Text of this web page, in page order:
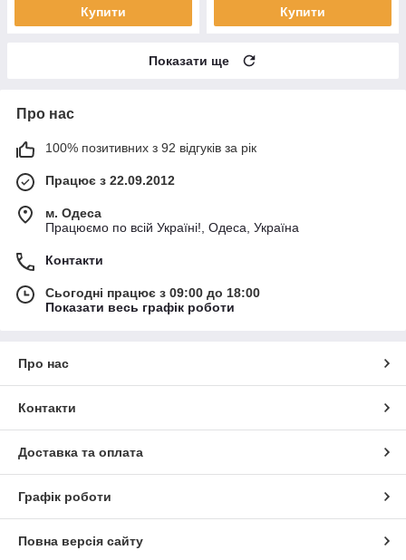
Купити Купити
Показати ще
Про нас
100% позитивних з 92 відгуків за рік
Працює з 22.09.2012
м. Одеса
Працюємо по всій Україні!, Одеса, Україна
Контакти
Сьогодні працює з 09:00 до 18:00
Показати весь графік роботи
Про нас
Контакти
Доставка та оплата
Графік роботи
Повна версія сайту